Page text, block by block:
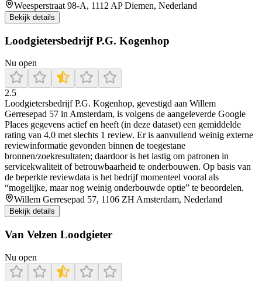
Weesperstraat 98-A, 1112 AP Diemen, Nederland
Bekijk details
Loodgietersbedrijf P.G. Kogenhop
Nu open
2.5
Loodgietersbedrijf P.G. Kogenhop, gevestigd aan Willem
Gerresepad 57 in Amsterdam, is volgens de aangeleverde Google
Places gegevens actief en heeft (in deze dataset) een gemiddelde
rating van 4,0 met slechts 1 review. Er is aanvullend weinig externe
reviewinformatie gevonden binnen de toegestane
bronnen/zoekresultaten; daardoor is het lastig om patronen in
servicekwaliteit of betrouwbaarheid te onderbouwen. Op basis van
de beperkte reviewdata is het bedrijf momenteel vooral als
“mogelijke, maar nog weinig onderbouwde optie” te beoordelen.
Willem Gerresepad 57, 1106 ZH Amsterdam, Nederland
Bekijk details
Van Velzen Loodgieter
Nu open